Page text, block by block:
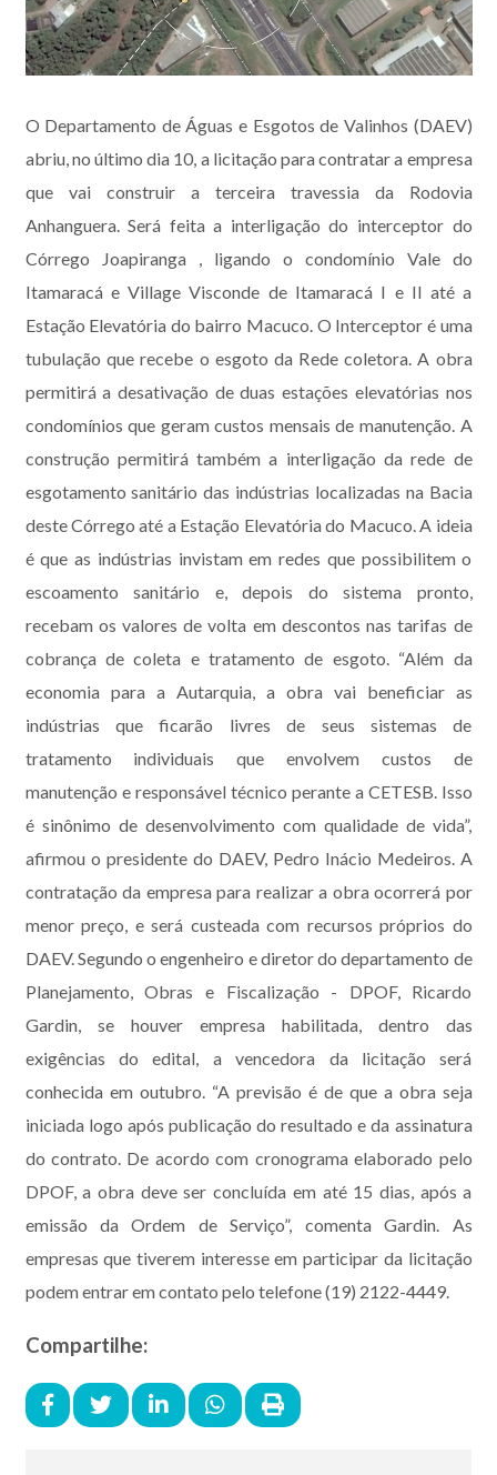
O Departamento de Águas e Esgotos de Valinhos (DAEV)
abriu, no último dia 10, a licitação para contratar a empresa
que vai construir a terceira travessia da Rodovia
Anhanguera. Será feita a interligação do interceptor do
Córrego Joapiranga , ligando o condomínio Vale do
Itamaracá e Village Visconde de Itamaracá I e II até a
Estação Elevatória do bairro Macuco. O Interceptor é uma
tubulação que recebe o esgoto da Rede coletora. A obra
permitirá a desativação de duas estações elevatórias nos
condomínios que geram custos mensais de manutenção. A
construção permitirá também a interligação da rede de
esgotamento sanitário das indústrias localizadas na Bacia
deste Córrego até a Estação Elevatória do Macuco. A ideia
é que as indústrias invistam em redes que possibilitem o
escoamento sanitário e, depois do sistema pronto,
recebam os valores de volta em descontos nas tarifas de
cobrança de coleta e tratamento de esgoto. “Além da
economia para a Autarquia, a obra vai beneficiar as
indústrias que ficarão livres de seus sistemas de
tratamento individuais que envolvem custos de
manutenção e responsável técnico perante a CETESB. Isso
é sinônimo de desenvolvimento com qualidade de vida”,
afirmou o presidente do DAEV, Pedro Inácio Medeiros. A
contratação da empresa para realizar a obra ocorrerá por
menor preço, e será custeada com recursos próprios do
DAEV. Segundo o engenheiro e diretor do departamento de
Planejamento, Obras e Fiscalização - DPOF, Ricardo
Gardin, se houver empresa habilitada, dentro das
exigências do edital, a vencedora da licitação será
conhecida em outubro. “A previsão é de que a obra seja
iniciada logo após publicação do resultado e da assinatura
do contrato. De acordo com cronograma elaborado pelo
DPOF, a obra deve ser concluída em até 15 dias, após a
emissão da Ordem de Serviço”, comenta Gardin. As
empresas que tiverem interesse em participar da licitação
podem entrar em contato pelo telefone (19) 2122-4449.
Compartilhe: